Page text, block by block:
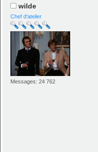
wilde
Chef d'atelier
Messages: 24 762